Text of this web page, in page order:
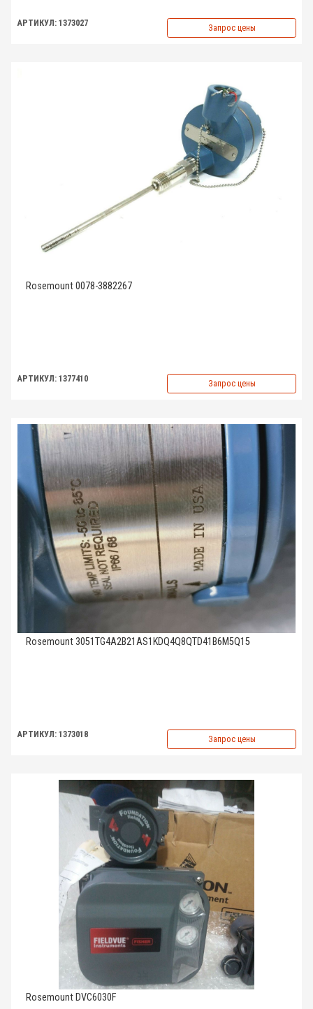
АРТИКУЛ: 1373027 Запрос цены
Rosemount 0078-3882267
АРТИКУЛ: 1377410 Запрос цены
Rosemount 3051TG4A2B21AS1KDQ4Q8QTD41B6M5Q15
АРТИКУЛ: 1373018 Запрос цены
Rosemount DVC6030F